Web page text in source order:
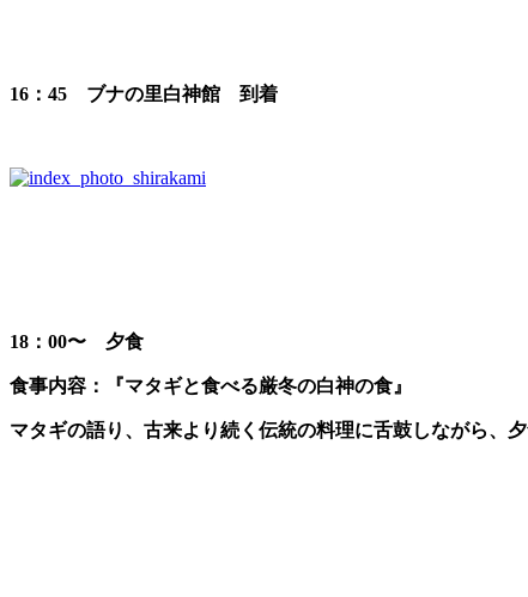
16：45 ブナの里白神館 到着
18：00〜 夕食
食事内容： 『マタギと食べる厳冬の白神の食』
マタギの語り、古来より続く伝統の料理に舌鼓しながら、